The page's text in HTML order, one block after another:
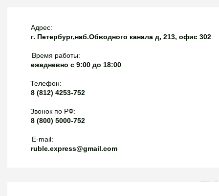
прослеживаемости (проверка на сайте МПТ);8) если
"второй лишний" по полному циклу для СЗЛС-I, то
поставить при исполнении контракта можно только
препарат из серии, подтвержденной на сайте МПТ.
Поставщик при приемке должен предоставить заказчику
МПТ информации о серии лекарственного препарата;9)
указали актуальные реквизиты распоряжений об
утверждении ЖНВЛП и СЗЛС.Забавно, что обычные ЖВ
препараты без подтвержденной серии, но со 100
Адрес:
г. Петербург,наб.Обводного канала д, 213, офис 302
Время работы:
ежедневно с 9:00 до 18:00
Телефон:
8 (812) 4253-752
Звонок по РФ:
8 (800) 5000-752
E-mail:
ruble.express@gmail.com